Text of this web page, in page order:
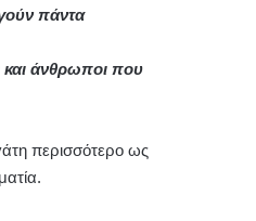
πάντα
και άνθρωποι που
περισσότερο ως